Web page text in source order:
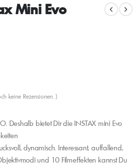
Mini Evo
keine Rezensionen. )
Deshalb bietet Dir die INSTAX mini Evo
dynamisch. Interessant, auffallend,
und 10 Filmeffekten kannst Du